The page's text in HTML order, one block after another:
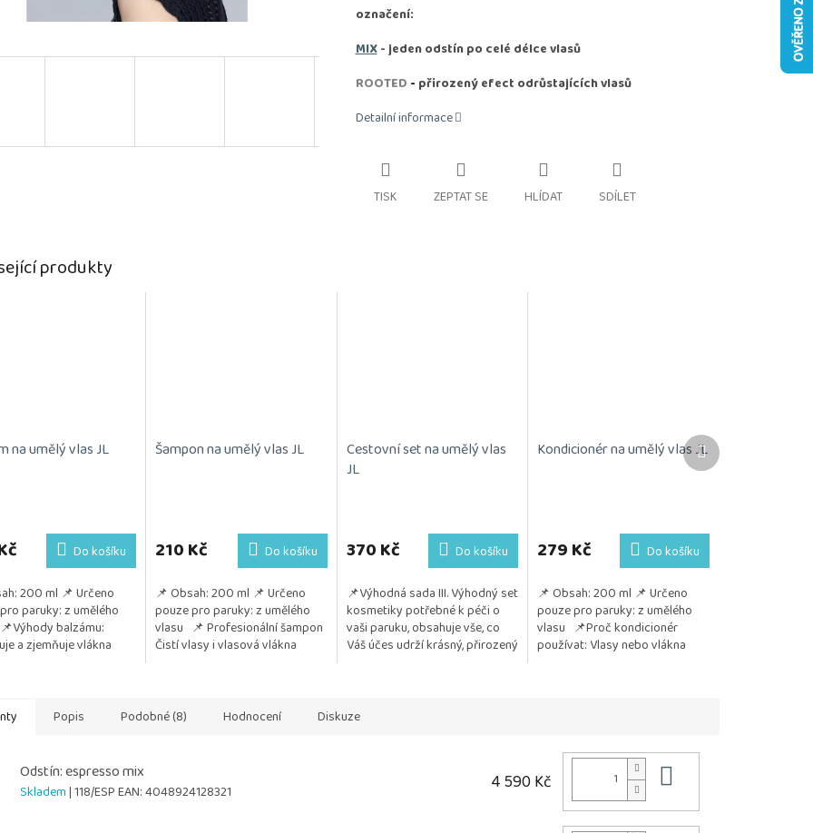
označení:
MIX - jeden odstín po celé délce vlasů
ROOTED - přirozený efect odrůstajících vlasů
Detailní informace
TISK ZEPTAT SE HLÍDAT SDÍLET
produkty
na umělý vlas JL
Do košíku
200 ml 📌 Určeno
paruky: z umělého
balzámu:
a zjemňuje vlákna
Šampon na umělý vlas JL
210 Kč Do košíku
📌 Obsah: 200 ml 📌 Určeno
pouze pro paruky: z umělého
vlasu 📌 Profesionální šampon
Čistí vlasy i vlasová vlákna
Cestovní set na umělý vlas
JL
produktu
je
z
5
hvězdiček.
370 Kč Do košíku
📌Výhodná sada III. Výhodný set
kosmetiky potřebné k péči o
vaši paruku, obsahuje vše, co
Váš účes udrží krásný, přirozený
Kondicionér na umělý vlas JL
produktu
je
z
5
hvězdiček.
279 Kč Do košíku
📌 Obsah: 200 ml 📌 Určeno
pouze pro paruky: z umělého
vlasu 📌Proč kondicionér
používat: Vlasy nebo vlákna
Další
produkt
Popis Podobné (8) Hodnocení Diskuze
Odstín: espresso mix
Skladem| 118/ESPEAN:4048924128321 4 590 Kč